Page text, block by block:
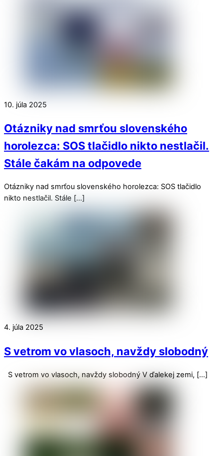
10. júla 2025
Otázniky nad smrťou slovenského
horolezca: SOS tlačidlo nikto nestlačil.
Stále čakám na odpovede
Otázniky nad smrťou slovenského horolezca: SOS tlačidlo
nikto nestlačil. Stále […]
4. júla 2025
S vetrom vo vlasoch, navždy slobodný
S vetrom vo vlasoch, navždy slobodný V ďalekej zemi, […]